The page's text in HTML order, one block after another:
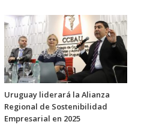
Uruguay liderará la Alianza
Regional de Sostenibilidad
Empresarial en 2025